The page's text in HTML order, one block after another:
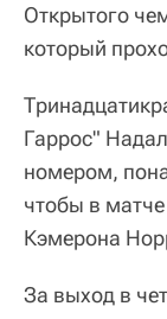
Открытого
который
Гаррос"
номером,
чтобы в матче
Кэмерона
За выход в